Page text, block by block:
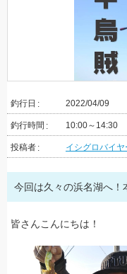
釣行日 2022/04/09
釣行時間 10:00～14:30
投稿者 イシグロバイヤ
今回は久々の浜名湖へ！
皆さんこんにちは！